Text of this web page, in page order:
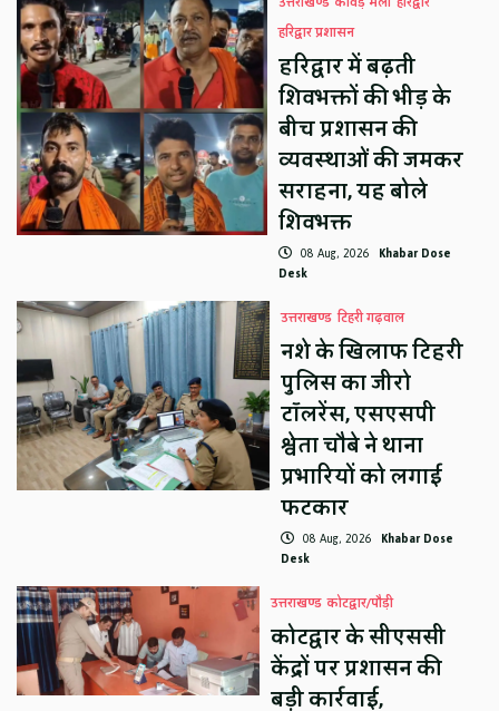
हरिद्वार प्रशासन
हरिद्वार में बढ़ती
शिवभक्तों की भीड़ के
बीच प्रशासन की
व्यवस्थाओं की जमकर
सराहना, यह बोले
शिवभक्त
08 Aug, 2026 Khabar Dose
Desk
उत्तराखण्ड टिहरी गढ़वाल
नशे के खिलाफ टिहरी
पुलिस का जीरो
टॉलरेंस, एसएसपी
श्वेता चौबे ने थाना
प्रभारियों को लगाई
फटकार
08 Aug, 2026 Khabar Dose
Desk
उत्तराखण्ड कोटद्वार/पौड़ी
कोटद्वार के सीएससी
केंद्रों पर प्रशासन की
बड़ी कार्रवाई,